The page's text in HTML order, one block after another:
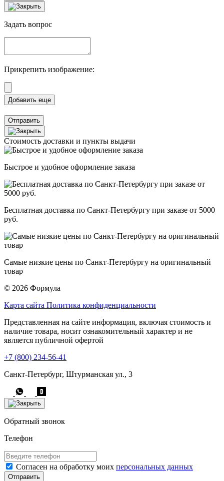
Задать вопрос
Прикрепить изображение:
Отправить
Стоимость доставки и пункты выдачи
Быстрое и удобное оформление заказа
Бесплатная доставка по Санкт-Петербургу при заказе от 5000
руб.
Самые низкие цены по Санкт-Петербургу на оригинальный
товар
© 2026 Формула
Карта сайта Политика конфиденциальности
Представленная на сайте информация, включая стоимость и
наличие товара, носит ознакомительный характер и не
является публичной офертой
+7 (800) 234-56-41
Санкт-Петербург, Штурманская ул., 3
Обратный звонок
Телефон
Согласен на обработку моих персональных данных
Отправить